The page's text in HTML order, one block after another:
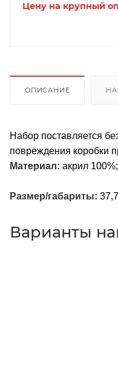
Цену на крупный
ОПИСАНИЕ
Набор поставляется
повреждения коробки
Материал: акрил
Размер/габариты:
Варианты